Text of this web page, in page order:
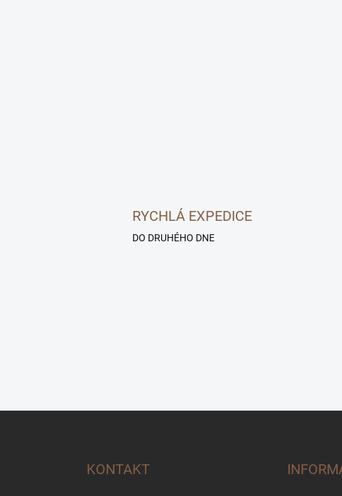
RYCHLÁ EXPEDICE
DO DRUHÉHO DNE
KONTAKT